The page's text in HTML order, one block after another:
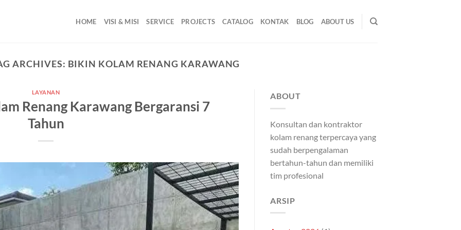
HOME VISI & MISI SERVICE PROJECTS CATALOG KONTAK BLOG ABOUT US
ARCHIVES: BIKIN KOLAM RENANG KARAWANG
LAYANAN
Renang Karawang Bergaransi 7
Tahun
ABOUT
Konsultan dan kontraktor
kolam renang terpercaya yang
sudah berpengalaman
bertahun-tahun dan memiliki
tim profesional
ARSIP